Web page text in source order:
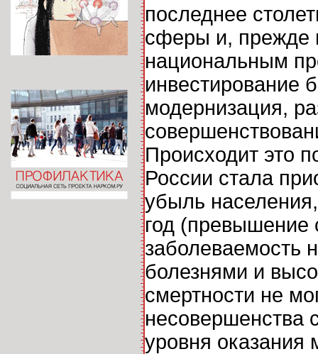
последнее
сферы и, прежде
национальным
инвестирование
модернизация,
Происходит это
России стала
убыль
год (превышение
заболеваемость
болезнями и
смертности не
несовершенства
уровня